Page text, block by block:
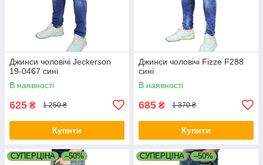
Джинси чоловічі Jeckerson
19-0467 сині
В наявності
625 ₴ 1 250 ₴
Купити
Джинси чоловічі Fizze F288
сині
В наявності
685 ₴ 1 370 ₴
Купити
СУПЕРЦІНА –50% СУПЕРЦІНА –50%